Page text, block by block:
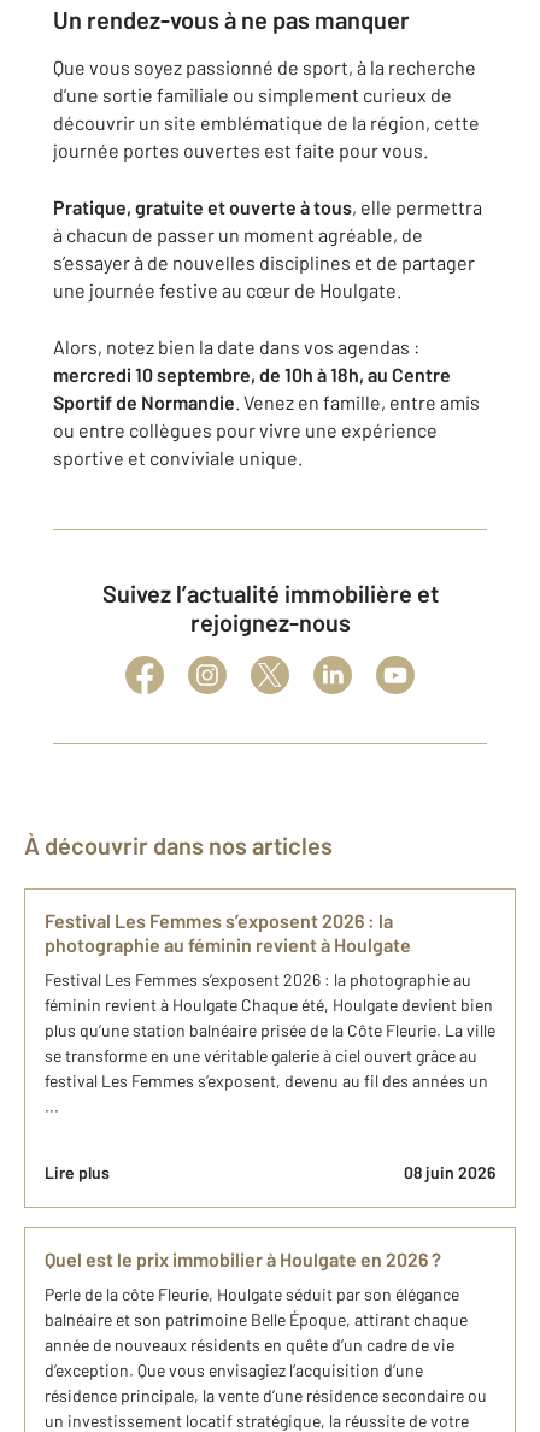
Un rendez-vous à ne pas manquer
Que vous soyez passionné de sport, à la recherche
d’une sortie familiale ou simplement curieux de
découvrir un site emblématique de la région, cette
journée portes ouvertes est faite pour vous.
Pratique, gratuite et ouverte à tous, elle permettra
à chacun de passer un moment agréable, de
s’essayer à de nouvelles disciplines et de partager
une journée festive au cœur de Houlgate.
Alors, notez bien la date dans vos agendas :
mercredi 10 septembre, de 10h à 18h, au Centre
Sportif de Normandie. Venez en famille, entre amis
ou entre collègues pour vivre une expérience
sportive et conviviale unique.
Suivez l’actualité immobilière et
rejoignez-nous
À découvrir dans nos articles
Festival Les Femmes s’exposent 2026 : la
photographie au féminin revient à Houlgate
Festival Les Femmes s’exposent 2026 : la photographie au
féminin revient à Houlgate Chaque été, Houlgate devient bien
plus qu’une station balnéaire prisée de la Côte Fleurie. La ville
se transforme en une véritable galerie à ciel ouvert grâce au
festival Les Femmes s’exposent, devenu au fil des années un
...
Lire plus 08 juin 2026
Quel est le prix immobilier à Houlgate en 2026 ?
Perle de la côte Fleurie, Houlgate séduit par son élégance
balnéaire et son patrimoine Belle Époque, attirant chaque
année de nouveaux résidents en quête d’un cadre de vie
d’exception. Que vous envisagiez l’acquisition d’une
résidence principale, la vente d’une résidence secondaire ou
un investissement locatif stratégique, la réussite de votre